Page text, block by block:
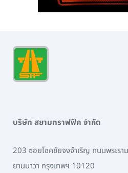
บริษัท สยามทราฟฟิค จำกัด
203 ซอยโชคชัยจงจำเริญ ถนนพระรา
ยานนาวา กรุงเทพฯ 10120